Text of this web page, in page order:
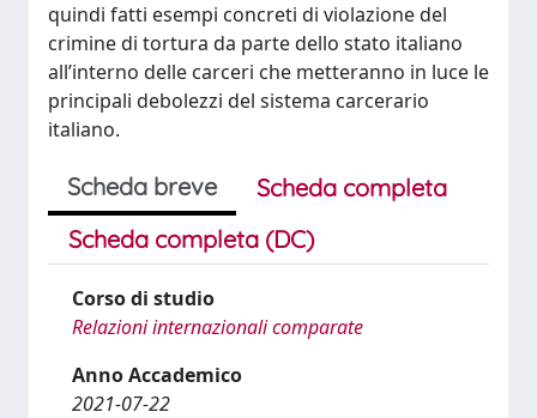
quindi fatti esempi concreti di violazione del
crimine di tortura da parte dello stato italiano
all’interno delle carceri che metteranno in luce le
principali debolezzi del sistema carcerario
italiano.
Scheda breve
Scheda completa
Scheda completa (DC)
Corso di studio
Relazioni internazionali comparate
Anno Accademico
2021-07-22